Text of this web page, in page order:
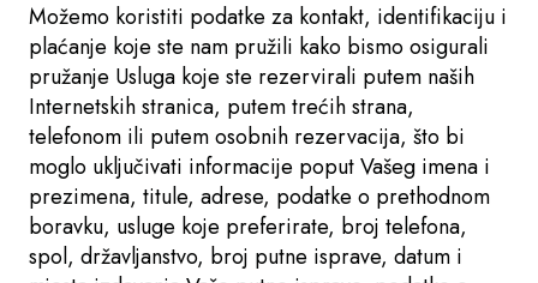
Možemo koristiti podatke za kontakt, identifikaciju i
plaćanje koje ste nam pružili kako bismo osigurali
pružanje Usluga koje ste rezervirali putem naših
Internetskih stranica, putem trećih strana,
telefonom ili putem osobnih rezervacija, što bi
moglo uključivati informacije poput Vašeg imena i
prezimena, titule, adrese, podatke o prethodnom
boravku, usluge koje preferirate, broj telefona,
spol, državljanstvo, broj putne isprave, datum i